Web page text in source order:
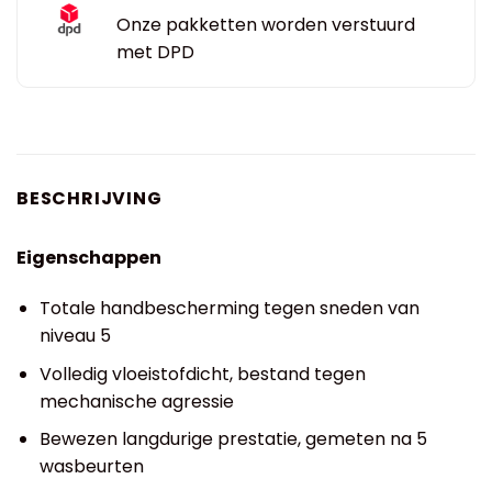
Onze pakketten worden verstuurd
met DPD
BESCHRIJVING
Eigenschappen
Totale handbescherming tegen sneden van
niveau 5
Volledig vloeistofdicht, bestand tegen
mechanische agressie
Bewezen langdurige prestatie, gemeten na 5
wasbeurten